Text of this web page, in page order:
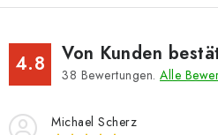
4.8 Von Kunden
38 Bewertungen. Alle
Michael Scherz